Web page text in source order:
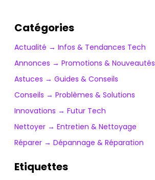
Catégories
Actualité → Infos & Tendances Tech
Annonces → Promotions & Nouveautés
Astuces → Guides & Conseils
Conseils → Problèmes & Solutions
Innovations → Futur Tech
Nettoyer → Entretien & Nettoyage
Réparer → Dépannage & Réparation
Etiquettes